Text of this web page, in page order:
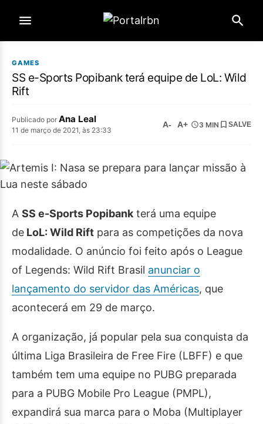
GAMES
SS e-Sports Popibank terá equipe de LoL: Wild
Rift
Publicado por Ana Leal
11 de março de 2021, às 23:33
A- A+ 3 MIN SALVE
A SS e-Sports Popibank terá uma equipe
de LoL: Wild Rift para as competições da nova
modalidade. O anúncio foi feito após o League
of Legends: Wild Rift Brasil anunciar o
lançamento do servidor das Américas, que
acontecerá em 29 de março.
A organização, já popular pela sua conquista da
última Liga Brasileira de Free Fire (LBFF) e que
também tem uma equipe no PUBG preparada
para a PUBG Mobile Pro League (PMPL),
expandirá sua marca para o Moba (Multiplayer